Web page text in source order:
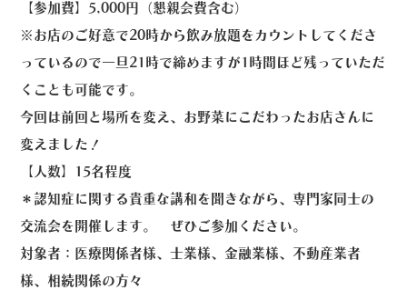
【参加費】5,000円（懇親会費含む）
※お店のご好意で20時から飲み放題をカウントしてくださ
っているので一旦21時で締めますが1時間ほど残っていただ
くことも可能です。
今回は前回と場所を変え、お野菜にこだわったお店さんに
変えました！
【人数】15名程度
＊認知症に関する貴重な講和を聞きながら、専門家同士の
交流会を開催します。 ぜひご参加ください。
対象者：医療関係者様、士業様、金融業様、不動産業者
様、相続関係の方々